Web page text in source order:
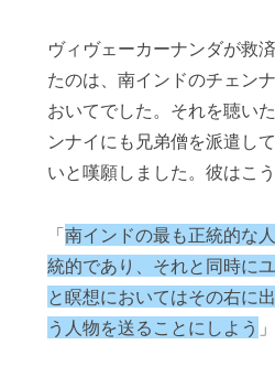
ヴィヴェーカーナンダが救
たのは、南インドのチェン
おいてでした。それを聴い
ンナイにも兄弟僧を派遣し
いと嘆願しました。彼はこう
「南インドの最も正統的な
統的であり、それと同時に
と瞑想においてはその右に
う人物を送ることにしよう 」